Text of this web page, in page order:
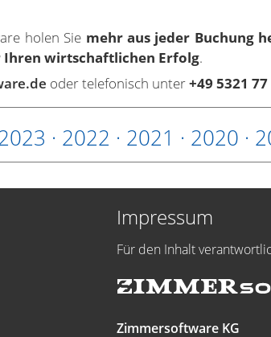
holen Sie mehr aus jeder Buchung
wirtschaftlichen Erfolg.
oder telefonisch unter+49 5321 77
· 2022 · 2021 · 2020 ·
Impressum
Für den Inhalt
Zimmersoftware KG